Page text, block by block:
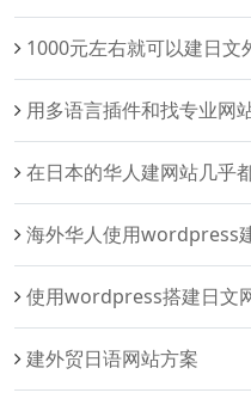
1000元左右就可以建日文
用多语言插件和找专业网
在日本的华人建网站几乎
海外华人使用wordpress
使用wordpress搭建日文
建外贸日语网站方案